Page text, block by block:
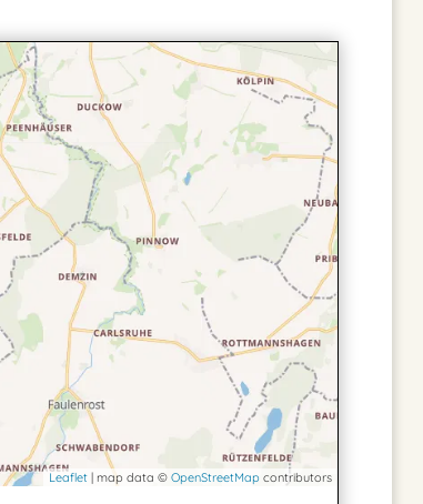
Leaflet | map data © OpenStreetMap contributors